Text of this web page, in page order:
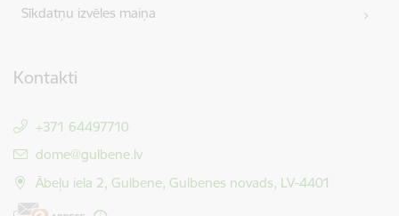
Sīkdatņu izvēles maiņa
Kontakti
+371 64497710
E-pasts:
dome@gulbene.lv
Ābeļu iela 2, Gulbene, Gulbenes novads, LV-4401